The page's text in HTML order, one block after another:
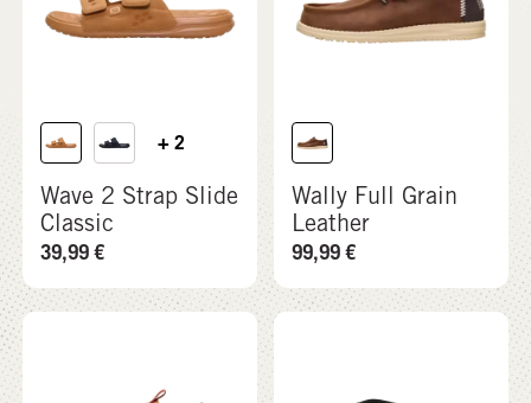
+ 2
Wave 2 Strap Slide
Classic
39,99€
Wally Full Grain
Leather
99,99€